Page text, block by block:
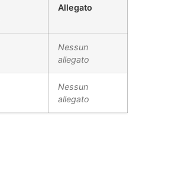
Allegato
Nessun
allegato
Nessun
allegato